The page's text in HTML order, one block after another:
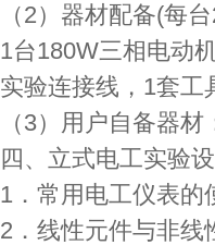
（2）器材配备(每
1台180W三相电动
实验连接线，1套工
（3）用户自备器
四、立式电工实验
1．常用电工仪表的
2．线性元件与非线